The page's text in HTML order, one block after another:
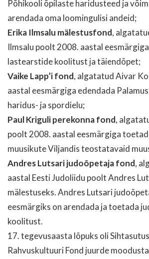
Põhikooli õpilaste haridusteed ja
arendada oma loomingulisi andeid;
Erika Ilmsalu mälestusfond,
Ilmsalu poolt 2008. aastal
lastearstide koolitust ja täiendõpet;
Vaike Lapp’i fond, algatatud Aivar
aastal eesmärgiga edendada
haridus- ja spordielu;
Paul Kriguli perekonna fond,
poolt 2008. aastal eesmärgiga
muusikute Viljandis teostatavaid
Andres Lutsari judoõpetaja fond,
aastal Eesti Judoliidu poolt Andres
mälestuseks. Andres Lutsari
eesmärgiks on arendada ja toetada
koolitust.
17. tegevusaasta lõpuks oli
Rahvuskultuuri Fond juurde